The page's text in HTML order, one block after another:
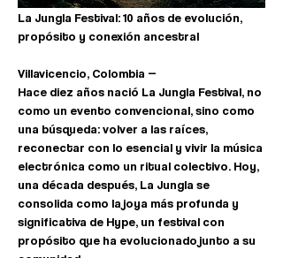
La Jungla Festival: 10 años de evolución,
propósito y conexión ancestral
Villavicencio, Colombia —
Hace diez años nació La Jungla Festival, no
como un evento convencional, sino como
una búsqueda: volver a las raíces,
reconectar con lo esencial y vivir la música
electrónica como un ritual colectivo. Hoy,
una década después, La Jungla se
consolida como la joya más profunda y
significativa de Hype, un festival con
propósito que ha evolucionado junto a su